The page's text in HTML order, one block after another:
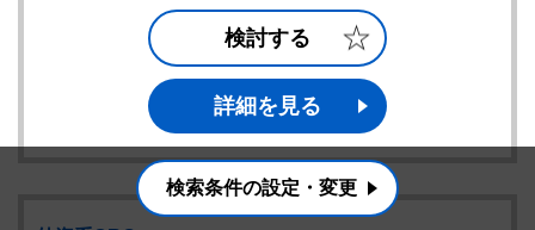
検討する
詳細を見る
検索条件の設定・変更